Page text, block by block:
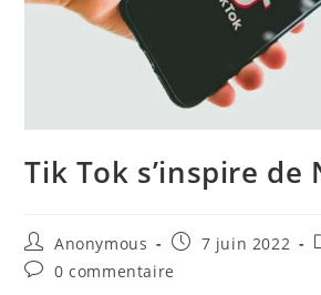
Tik Tok s’inspire de
Auteur/autrice
de
la
Anonymous
Publication
7 juin 2022
Commentaires
0 commentaire